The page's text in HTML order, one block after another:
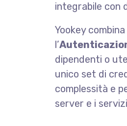
integrabile con
Yookey combina
l’
dipendenti o
unico set di
complessità e
server e i